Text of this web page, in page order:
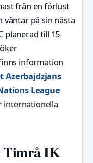
från en förlust
väntar på sin nästa
planerad till 15
information
Azerbajdzjans
League
internationella
Timrå IK